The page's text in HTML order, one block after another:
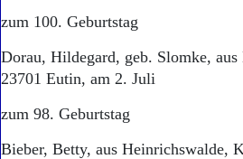
Leben
Geschichte
Schlesien
zum 100. Geburtstag
Dorau, Hildegard, geb. Slomke,
23701 Eutin, am 2. Juli
zum 98. Geburtstag
Bieber, Betty, aus Heinrichswalde,